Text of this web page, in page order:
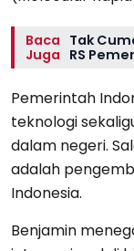
Baca
Juga
Tak
RS
Pemerintah
teknologi
dalam negeri.
adalah
Indonesia.
Benjamin